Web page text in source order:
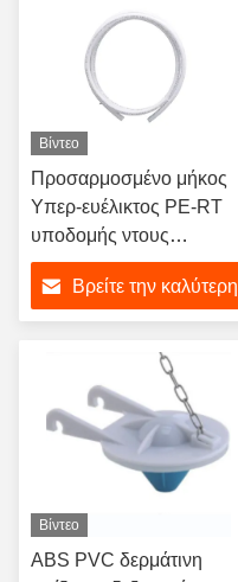
Βίντεο
Προσαρμοσμένο μήκος
Υπερ-ευέλικτος PE-RT
υποδομής ντους
Αντικατάσταση για τα
σύγχρονα αξεσουάρ του
μπάνιου
Βρείτε την καλύτερη
Βίντεο
ABS PVC δερμάτινη